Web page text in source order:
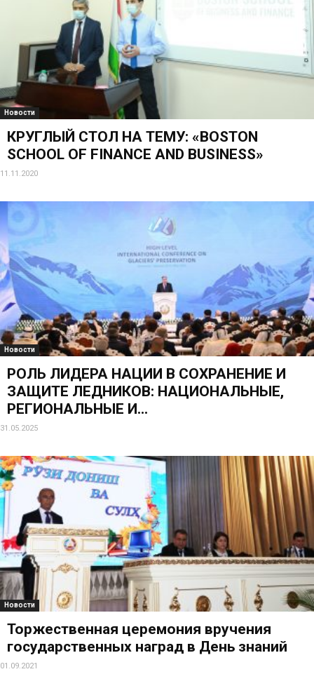
Новости
КРУГЛЫЙ СТОЛ НА ТЕМУ: «BOSTON
SCHOOL OF FINANCE AND BUSINESS»
11.11.2020
Новости
РОЛЬ ЛИДЕРА НАЦИИ В СОХРАНЕНИЕ И
ЗАЩИТЕ ЛЕДНИКОВ: НАЦИОНАЛЬНЫЕ,
РЕГИОНАЛЬНЫЕ И...
31.05.2025
Новости
Торжественная церемония вручения
государственных наград в День знаний
01.09.2021